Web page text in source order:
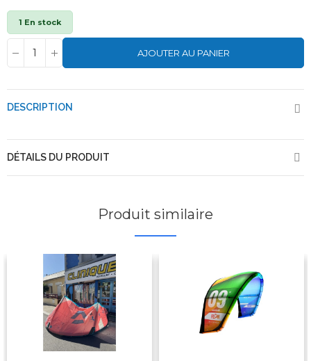
1 En stock
AJOUTER AU PANIER
DESCRIPTION
DÉTAILS DU PRODUIT
Produit similaire